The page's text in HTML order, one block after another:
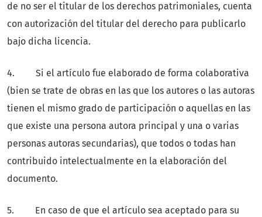
de no ser el titular de los derechos patrimoniales, cuenta
con autorización del titular del derecho para publicarlo
bajo dicha licencia.
4. Si el artículo fue elaborado de forma colaborativa
(bien se trate de obras en las que los autores o las autoras
tienen el mismo grado de participación o aquellas en las
que existe una persona autora principal y una o varias
personas autoras secundarias), que todos o todas han
contribuido intelectualmente en la elaboración del
documento.
5. En caso de que el artículo sea aceptado para su